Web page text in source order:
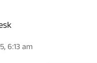
6:13 am